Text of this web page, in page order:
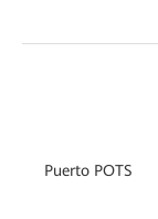
Puerto POTS